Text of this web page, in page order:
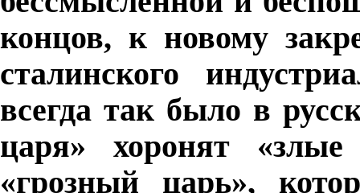
концов, к новому
сталинского
всегда так было в
царя» хоронят
«грозный царь»,